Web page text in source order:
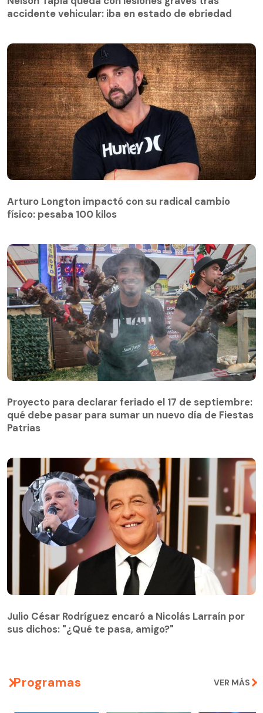
accidente vehicular: iba en estado de ebriedad
físico: pesaba 100 kilos
Arturo Longton impactó con su radical cambio
físico: pesaba 100 kilos
Proyecto para declarar feriado el 17 de septiembre:
qué debe pasar para sumar un nuevo día de Fiestas
Patrias
Julio César Rodríguez encaró a Nicolás Larraín por
sus dichos: "¿Qué te pasa, amigo?"
Programas VER MÁS